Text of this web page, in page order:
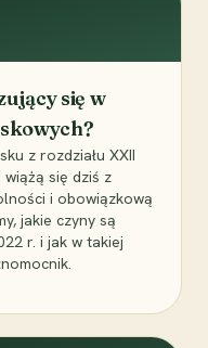
się w
z rozdziału XXII
się dziś z
i obowiązkową
jakie czyny są
r. i jak w takiej